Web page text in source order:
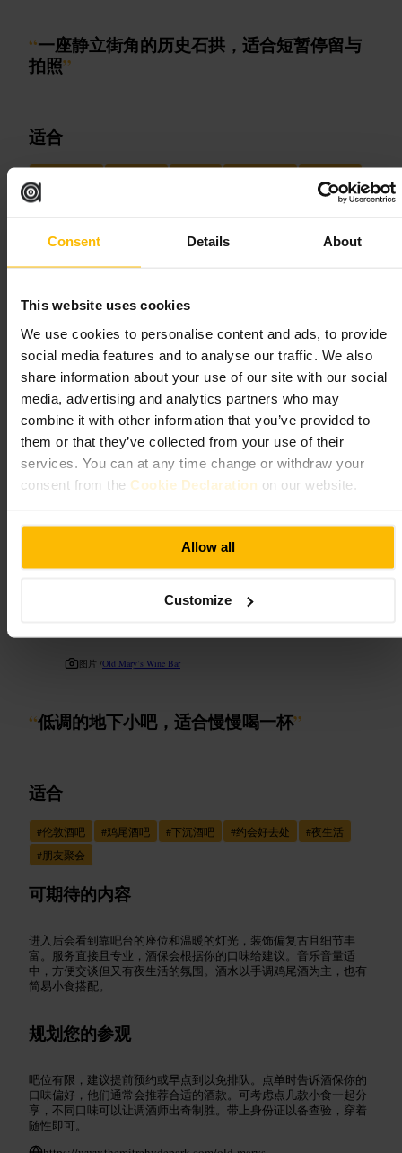
Consent Details About
This website uses cookies
We use cookies to personalise content and ads, to provide
social media features and to analyse our traffic. We also
share information about your use of our site with our social
media, advertising and analytics partners who may
combine it with other information that you’ve provided to
them or that they’ve collected from your use of their
services. You can at any time change or withdraw your
consent from the Cookie Declaration on our website.
Allow all
Customize
“一座静立街角的历史石拱，适合短暂停留与
拍照”
适合
规划您的参观
将这里纳入步行或购物线路里，你可以先在附近逛街或在公园散步
后顺路停留。带好相机或手机，注意过马路和交通。若同行有孩
子，选在人流较少时拍照会更方便。现场设施有限，建议提前规划
下一站的路线和交通方式。
https://www.english-heritage.org.uk/visit/london-statues-and-monu
ments/monuments-gallery/
伦敦 W2 2UH, 英国
图片 /Old Mary’s Wine Bar
“低调的地下小吧，适合慢慢喝一杯”
适合
#伦敦酒吧 #鸡尾酒吧 #下沉酒吧 #约会好去处 #夜生活
#朋友聚会
可期待的内容
进入后会看到靠吧台的座位和温暖的灯光，装饰偏复古且细节丰
富。服务直接且专业，酒保会根据你的口味给建议。音乐音量适
中，方便交谈但又有夜生活的氛围。酒水以手调鸡尾酒为主，也有
简易小食搭配。
规划您的参观
吧位有限，建议提前预约或早点到以免排队。点单时告诉酒保你的
口味偏好，他们通常会推荐合适的酒款。可考虑点几款小食一起分
享，不同口味可以让调酒师出奇制胜。带上身份证以备查验，穿着
随性即可。